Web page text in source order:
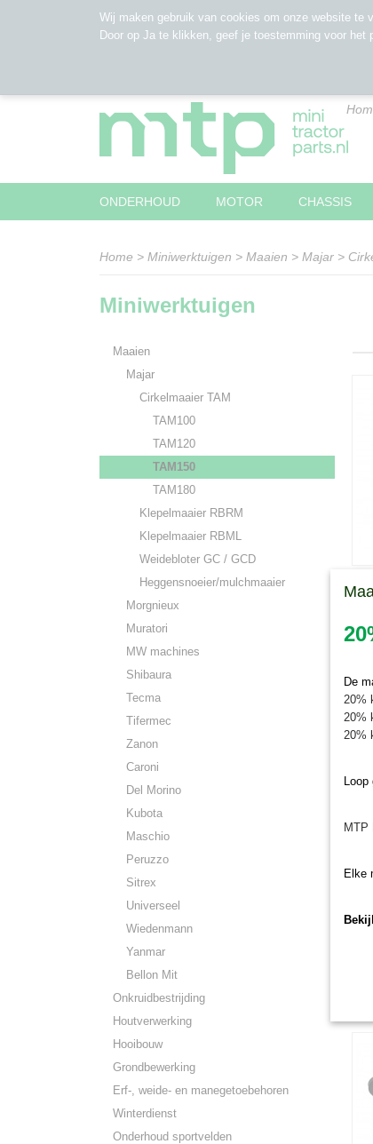
ONDERHOUD MOTOR CHASSIS
Home > Miniwerktuigen > Maaien > Majar >
Miniwerktuigen
Maaien
Majar
Cirkelmaaier TAM
TAM100
TAM120
TAM150
TAM180
Klepelmaaier RBRM
Klepelmaaier RBML
Weidebloter GC / GCD
Heggensnoeier/mulchmaaier
Morgnieux
Muratori
MW machines
Shibaura
Tecma
Tifermec
Zanon
Caroni
Del Morino
Kubota
Maschio
Peruzzo
Sitrex
Universeel
Wiedenmann
Yanmar
Bellon Mit
Onkruidbestrijding
Houtverwerking
Hooibouw
Grondbewerking
Erf-, weide- en manegetoebehoren
Winterdienst
Onderhoud sportvelden
€
Wij maken gebruik van cookies om onze website te
Door op Ja te klikken, geef je toestemming voor
De
20%
20%
20%
MTP
Elke